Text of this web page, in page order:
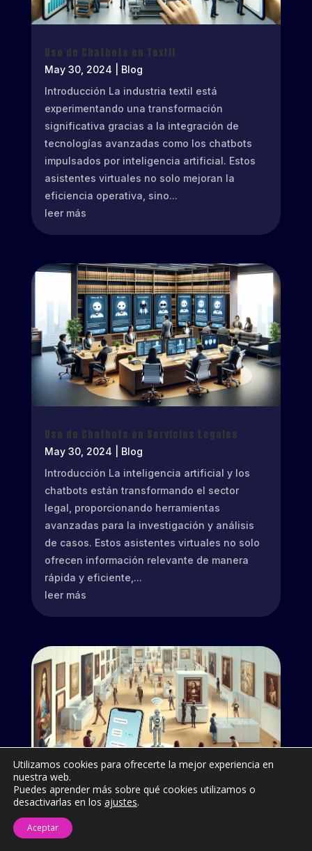
Uso de Chatbots en Textil
May 30, 2024
Blog
Introducción La industria textil está
experimentando una transformación
significativa gracias a la integración de
tecnologías avanzadas como los chatbots
impulsados por inteligencia artificial. Estos
asistentes virtuales no solo mejoran la
eficiencia operativa, sino...
leer más
Uso de Chatbots en Servicios Legales
May 30, 2024
Blog
Introducción La inteligencia artificial y los
chatbots están transformando el sector
legal, proporcionando herramientas
avanzadas para la investigación y análisis
de casos. Estos asistentes virtuales no solo
ofrecen información relevante de manera
rápida y eficiente,...
leer más
Uso de Chatbots en Arte
May 30, 2024
Utilizamos cookies para ofrecerte la mejor experiencia en
nuestra web.
Puedes aprender más sobre qué cookies utilizamos o
desactivarlas en los ajustes.
Aceptar